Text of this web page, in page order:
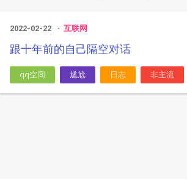
2022-02-22 互联网
跟十年前的自己隔空对话
qq空间 尴尬 日志 非主流